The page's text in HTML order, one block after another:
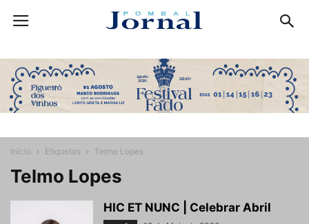
Início Etiquetas Telmo Lopes
Telmo Lopes
HIC ET NUNC | Celebrar Abril